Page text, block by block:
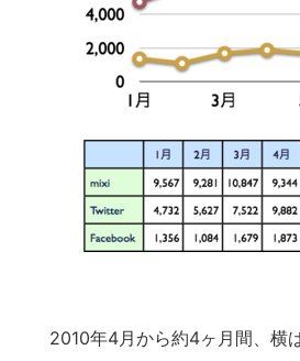
2010年4月から約4ヶ月間、横